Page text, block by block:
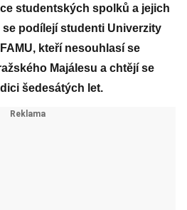
studentských spolků a jejich
podílejí studenti Univerzity
kteří nesouhlasí se
Majálesu a chtějí se
šedesátých let.